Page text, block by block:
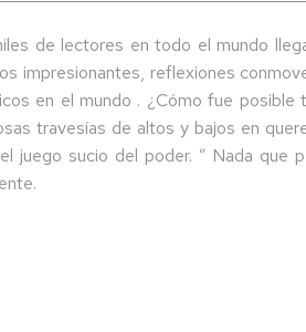
de lectores en todo el mundo
impresionantes, reflexiones
en el mundo . ¿Cómo fue
travesías de altos y bajos en
juego sucio del poder. ” Nada